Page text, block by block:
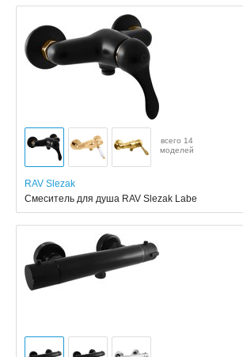
всего 14
моделей
RAV Slezak
Смеситель для душа RAV Slezak Labe